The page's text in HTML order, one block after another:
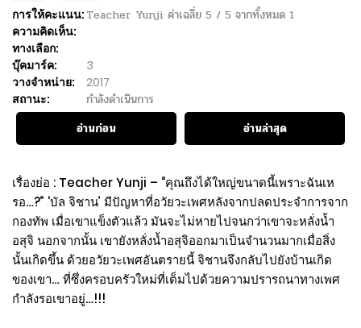
การให้คะแนน: Teacher Yunji ค่าเฉลี่ย 5 / 5 จากทั้งหมด 1
ความคิดเห็น:
ทางเลือก:
บุ๊คมาร์ค:
3
วางจำหน่าย:
2017
สถานะ:
กำลังดำเนินการ
อ่านก่อน
อ่านล่าสุด
เรื่องย่อ : Teacher Yunji – “คุณถึงได้ใหญ่ขนาดนี้เพราะฉันเห
รอ…?” ‘บัล จิชาน’ มีปัญหาที่อวัยวะเพศหลังจากปลดประจำการจาก
กองทัพ เมื่อเขาแข็งตัวแล้ว มันจะไม่หายไปจนกว่าเขาจะหลั่งน้ำ
อสุจิ นอกจากนั้น เขายังหลั่งน้ำอสุจิออกมาเป็นจำนวนมากเมื่อสิ่ง
นั้นเกิดขึ้น ด้วยอวัยวะเพศอันตรายนี้ จิชานจึงกลับไปยังบ้านเกิด
ของเขา… ที่ซึ่งครอบครัวใหม่ที่เต็มไปด้วยความปรารถนาทางเพศ
กำลังรอเขาอยู่…!!!